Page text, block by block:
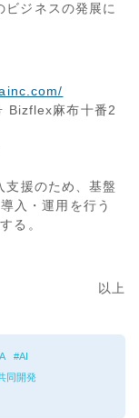
ジネスの発展に
Bizflex麻布十番2
援のため、基盤
入・運用を行う
る。
以上
AI
同開発